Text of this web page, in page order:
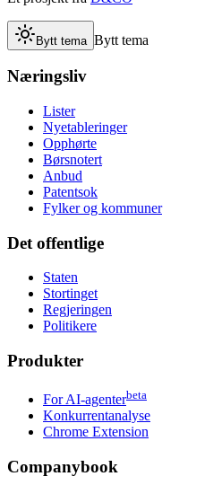
Bytt tema Bytt tema
Næringsliv
Lister
Nyetableringer
Opphørte
Børsnotert
Anbud
Patentsok
Fylker og kommuner
Det offentlige
Staten
Stortinget
Regjeringen
Politikere
Produkter
For AI-agenterbeta
Konkurrentanalyse
Chrome Extension
Companybook